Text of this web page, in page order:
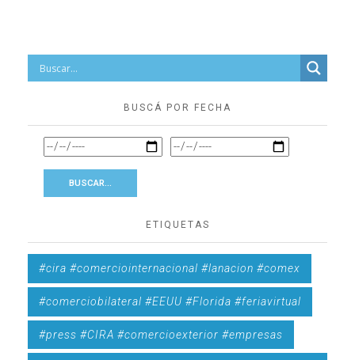
BUSCÁ POR FECHA
ETIQUETAS
#cira #comerciointernacional #lanacion #comex
#comerciobilateral #EEUU #Florida #feriavirtual
#press #CIRA #comercioexterior #empresas